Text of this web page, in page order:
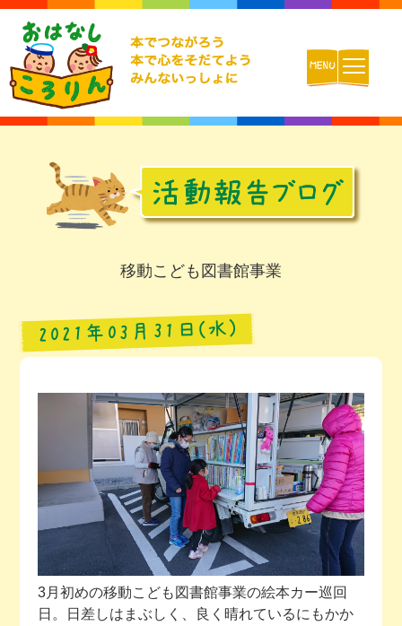
おはなしころりんとは
活動報告ブログ
今月の予定
活動場所のご案内
ファンクラブのご案内
お問い合わせ
移動こども図書館事業
2021年03月31日(水)
3月初めの移動こども図書館事業の絵本カー巡回
日。日差しはまぶしく、良く晴れているにもかか